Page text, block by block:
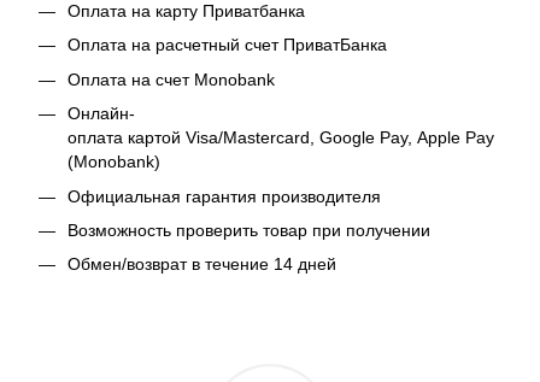
Оплата на карту Приватбанка
Оплата на расчетный счет ПриватБанка
Оплата на счет Monobank
Онлайн-
оплата картой Visa/Mastercard, Google Pay, Apple Pay
(Monobank)
Официальная гарантия производителя
Возможность проверить товар при получении
Обмен/возврат в течение 14 дней